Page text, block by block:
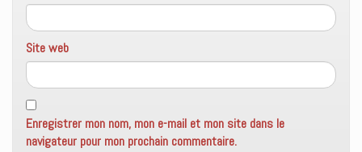
Site web
Enregistrer mon nom, mon e-mail et mon site dans le
navigateur pour mon prochain commentaire.